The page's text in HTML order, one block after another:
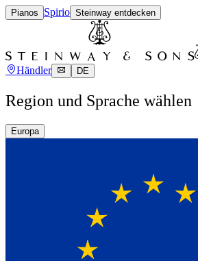
Pianos Spirio Steinway entdecken
Händler DE
Region und Sprache wählen
Europa